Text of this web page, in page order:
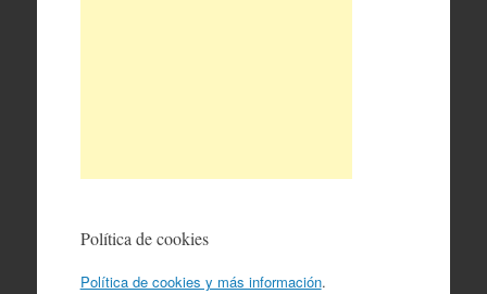
Política de cookies
Política de cookies y más información.